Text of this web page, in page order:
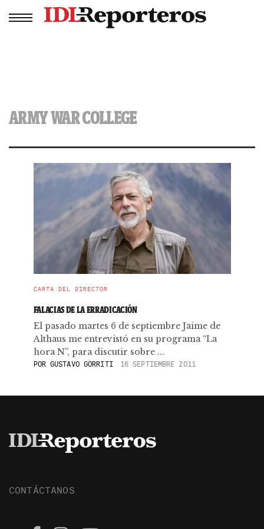
ARMY WAR COLLEGE
CARTA DEL DIRECTOR
FALACIAS DE LA ERRADICACIÓN
El pasado martes 6 de septiembre Jaime de
Althaus me entrevistó en su programa “La
hora N”, para discutir sobre ...
POR GUSTAVO GORRITI 16 SEPTIEMBRE 2011
CONTÁCTANOS